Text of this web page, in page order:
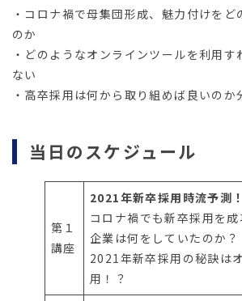
・コロナ禍で母集団形成、魅力付けをど
のか
・どのようなオンラインツールを利用す
ない
・高卒採用は何から取り組めば良いのか
当日のスケジュール
第１
講座
2021年新卒採用時流予測！
コロナ禍でも新卒採用を成
企業は何をしていたのか？
2021年新卒採用の秘訣は
用！？